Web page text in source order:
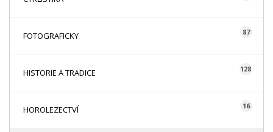
FOTOGRAFICKY 87
HISTORIE A TRADICE 128
HOROLEZECTVÍ 16